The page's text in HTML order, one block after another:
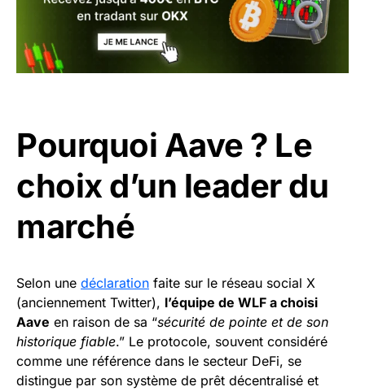
Pourquoi Aave ? Le
choix d’un leader du
marché
Selon une déclaration faite sur le réseau social X
(anciennement Twitter), l’équipe de WLF a choisi
Aave en raison de sa “sécurité de pointe et de son
historique fiable.” Le protocole, souvent considéré
comme une référence dans le secteur DeFi, se
distingue par son système de prêt décentralisé et